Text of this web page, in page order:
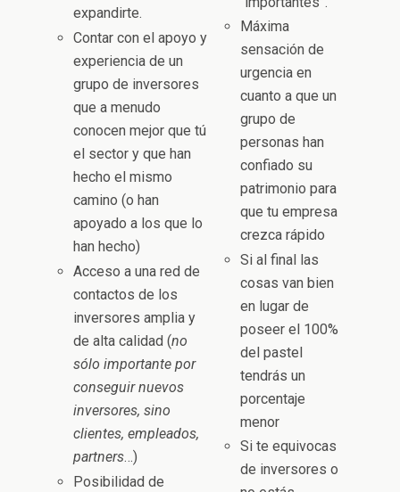
expandirte.
Contar con el apoyo y
experiencia de un
grupo de inversores
que a menudo
conocen mejor que tú
el sector y que han
hecho el mismo
camino (o han
apoyado a los que lo
han hecho)
Acceso a una red de
contactos de los
inversores amplia y
de alta calidad (no
sólo importante por
conseguir nuevos
inversores, sino
clientes, empleados,
partners…)
Posibilidad de
Máxima
sensación de
urgencia en
cuanto a que un
grupo de
personas han
confiado su
patrimonio para
que tu empresa
crezca rápido
Si al final las
cosas van bien
en lugar de
poseer el 100%
del pastel
tendrás un
porcentaje
menor
Si te equivocas
de inversores o